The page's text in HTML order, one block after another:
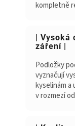
kompletně
|
záření |
Podložky
vyznačují
kyselinám
v rozmezí od